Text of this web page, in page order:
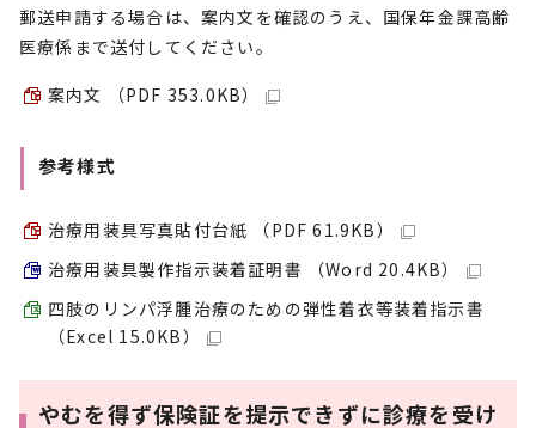
郵送申請する場合は、案内文を確認のうえ、国保年金課高齢
医療係まで送付してください。
案内文 （PDF 353.0KB）
参考様式
治療用装具写真貼付台紙 （PDF 61.9KB）
治療用装具製作指示装着証明書 （Word 20.4KB）
四肢のリンパ浮腫治療のための弾性着衣等装着指示書
（Excel 15.0KB）
やむを得ず保険証を提示できずに診療を受け